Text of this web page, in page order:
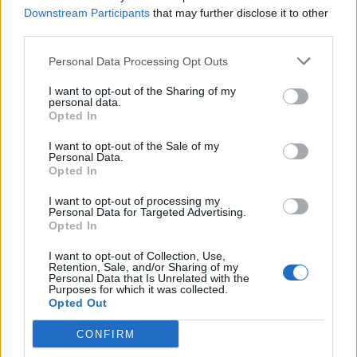
Downstream Participants that may further disclose it to other
Personal Data Processing Opt Outs
I want to opt-out of the Sharing of my
personal data.
Opted In
I want to opt-out of the Sale of my
Personal Data.
Opted In
I want to opt-out of processing my
Personal Data for Targeted Advertising.
Opted In
I want to opt-out of Collection, Use,
Retention, Sale, and/or Sharing of my
Personal Data that Is Unrelated with the
Purposes for which it was collected.
Opted Out
CONFIRM
In evidenza